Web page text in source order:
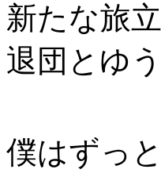
新たな旅
退団とゆ
僕はずっ